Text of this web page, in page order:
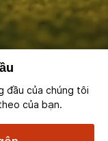
đầu của chúng tôi
của bạn.